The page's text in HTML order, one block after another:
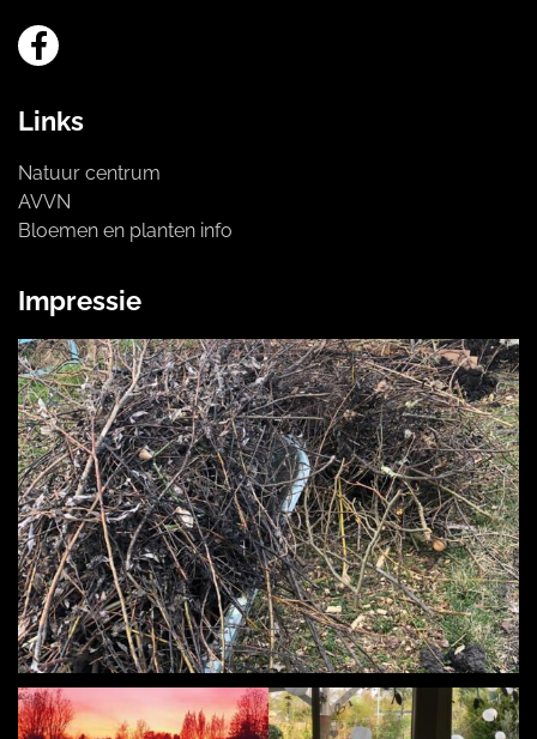
Links
Natuur centrum
AVVN
Bloemen en planten info
Impressie